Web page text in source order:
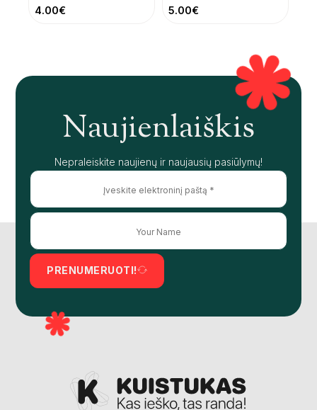
4.00€ 5.00€
Naujienlaiškis
Nepraleiskite naujienų ir naujausių pasiūlymų!
PRENUMERUOTI!